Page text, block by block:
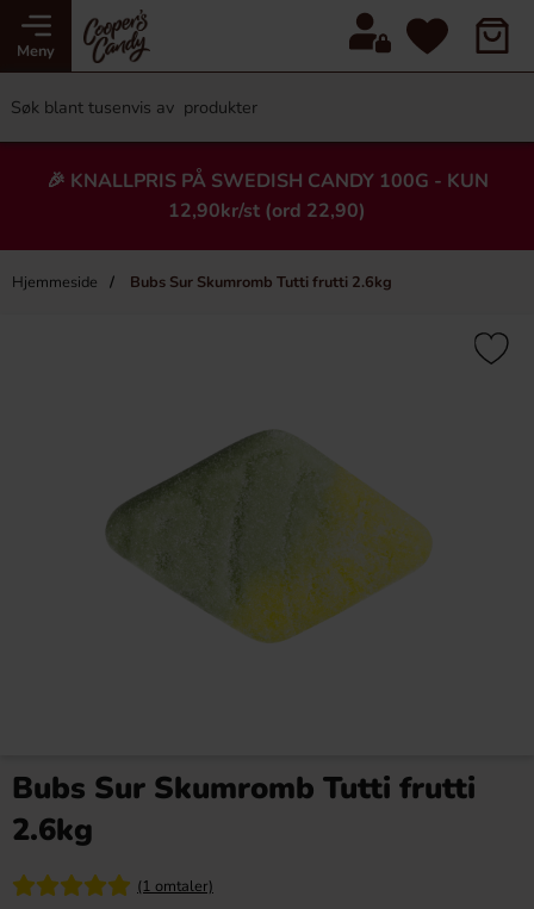
Meny
🎉 KNALLPRIS PÅ SWEDISH CANDY 100G - KUN
12,90kr/st (ord 22,90)
Hjemmeside Bubs Sur Skumromb Tutti frutti 2.6kg
×
Bubs Sur Skumromb Tutti frutti
2.6kg
(1 omtaler)